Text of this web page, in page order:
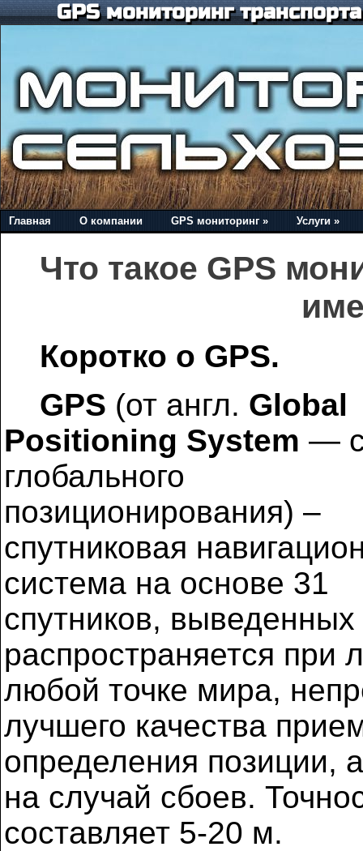
GPS мониторинг
Главная О компании GPS мониторинг » Услуги »
Что такое GPS
Коротко о GPS.
GPS (от англ. Global
Positioning System —
глобального
позиционирования) –
спутниковая
система на основе 31
спутников,
распространяется при
любой точке мира,
лучшего качества
определения позиции,
на случай сбоев.
составляет 5-20 м.